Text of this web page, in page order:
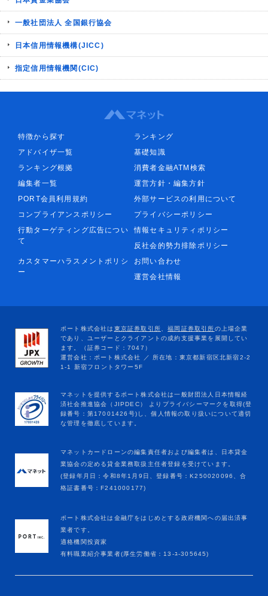
一般社団法人 全国銀行協会
日本信用情報機構(JICC)
指定信用情報機関(CIC)
特徴から探す
ランキング
アドバイザ一覧
基礎知識
ランキング根拠
消費者金融ATM検索
編集者一覧
運営方針・編集方針
PORT会員利用規約
外部サービスの利用について
コンプライアンスポリシー
プライバシーポリシー
行動ターゲティング広告につい
て
情報セキュリティポリシー
反社会的勢力排除ポリシー
カスタマーハラスメントポリシ
ー
お問い合わせ
運営会社情報
マネットカードローンの編集責任者および編集者は、日本貸金
業協会の定める貸金業務取扱主任者登録を受けています。
(登録年月日：令和8年1月9日、登録番号：K250020096、合
格証書番号：F241000177)
ポート株式会社は金融庁をはじめとする政府機関への届出済事
業者です。
適格機関投資家
有料職業紹介事業者(厚生労働省：13-ﾕ-305645)